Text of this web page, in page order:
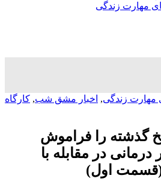
مهارت زندگی
مهارت زندگی, اخبار مشق شب, کارگاه
گذشته را فراموش
در مقابله با
اول)